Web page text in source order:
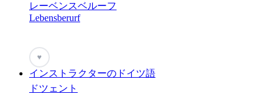
レーベンスベルーフ
Lebensberurf
♥
インストラクターのドイツ語
ドツェント